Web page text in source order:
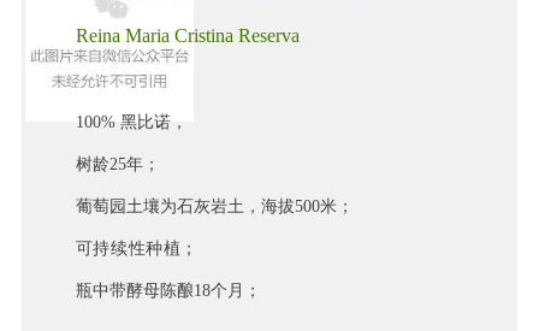
Reina Maria Cristina Reserva
100% 黑比诺，
树龄25年；
葡萄园土壤为石灰岩土，海拔500米；
可持续性种植；
瓶中带酵母陈酿18个月；